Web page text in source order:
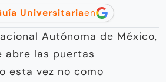
Universitariaen
Autónoma de México,
abre las puertas
esta vez no como